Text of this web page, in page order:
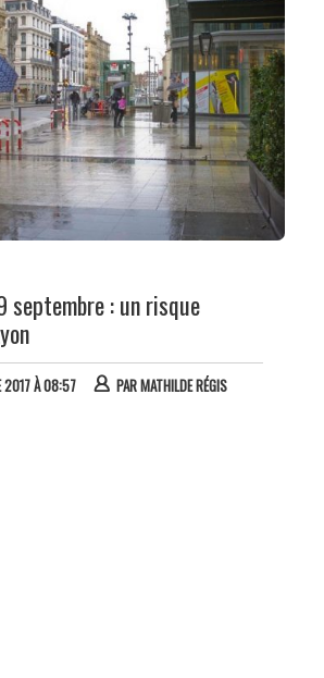
septembre : un risque
2017 À 08:57 PARMATHILDE RÉGIS